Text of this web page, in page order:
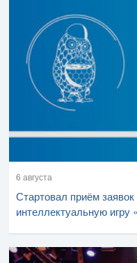
6 августа
Стартовал приём
интеллектуальную игру